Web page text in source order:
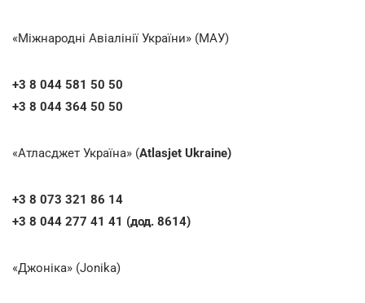
«Міжнародні Авіалінії України» (МАУ)
+3 8 044 581 50 50
+3 8 044 364 50 50
«Атласджет Україна» (Atlasjet Ukraine)
+3 8 073 321 86 14
+3 8 044 277 41 41 (дод. 8614)
«Джоніка» (Jonika)